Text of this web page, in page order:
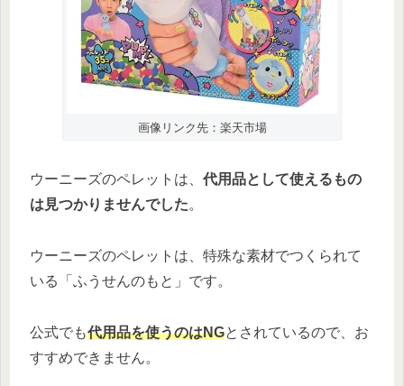
画像リンク先：楽天市場
ウーニーズのペレットは、 代用品として使えるもの
は見つかりませんでした。
ウーニーズのペレットは、特殊な素材でつくられて
いる「ふうせんのもと」です。
公式でも代用品を使うのはNGとされているので、お
すすめできません。